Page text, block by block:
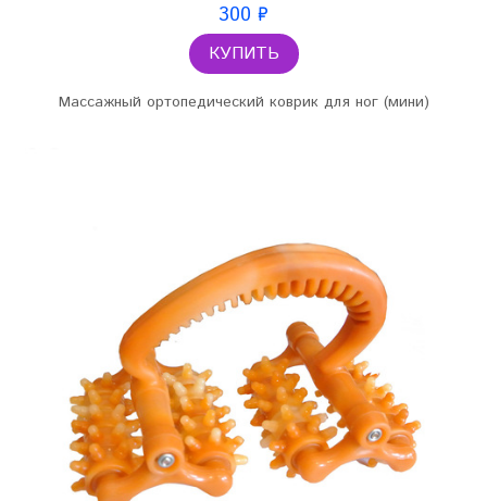
300 ₽
КУПИТЬ
Массажный ортопедический коврик для ног (мини)